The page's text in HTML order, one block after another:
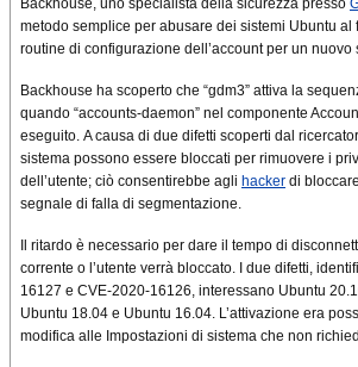
Backhouse, uno specialista della sicurezza presso
metodo semplice per abusare dei sistemi Ubuntu al
routine di configurazione dell’account per un nuovo
Backhouse ha scoperto che “gdm3” attiva la
quando “accounts-daemon” nel componente
eseguito. A causa di due difetti scoperti dal
sistema possono essere bloccati per rimuovere i
dell’utente; ciò consentirebbe agli hacker di
segnale di falla di segmentazione.
Il ritardo è necessario per dare il tempo di
corrente o l’utente verrà bloccato. I due difetti,
16127 e CVE-2020-16126, interessano Ubuntu
Ubuntu 18.04 e Ubuntu 16.04. L’attivazione era
modifica alle Impostazioni di sistema che non